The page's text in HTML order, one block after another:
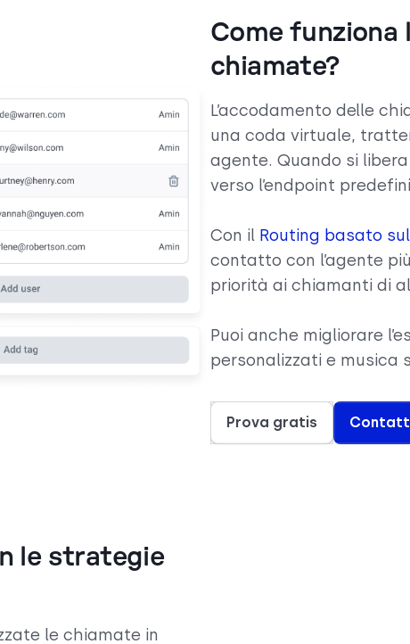
Come funziona
chiamate?
L’accodamento delle
una coda virtuale,
agente. Quando si
verso l’endpoint
Con il Routing basato
contatto con l’agente
priorità ai chiamanti di
Puoi anche migliorare
personalizzati e musica
Prova gratis
le strategie
le chiamate in